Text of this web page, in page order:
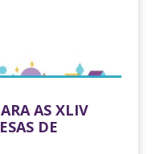
AS XLIV
DE